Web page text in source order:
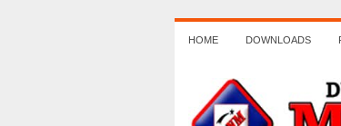
HOME DOWNLOADS